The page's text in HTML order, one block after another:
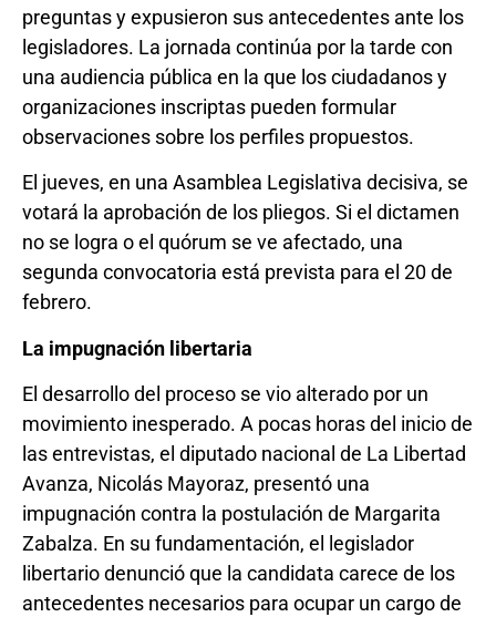
preguntas y expusieron sus antecedentes ante los
legisladores. La jornada continúa por la tarde con
una audiencia pública en la que los ciudadanos y
organizaciones inscriptas pueden formular
observaciones sobre los perfiles propuestos.
El jueves, en una Asamblea Legislativa decisiva, se
votará la aprobación de los pliegos. Si el dictamen
no se logra o el quórum se ve afectado, una
segunda convocatoria está prevista para el 20 de
febrero.
La impugnación libertaria
El desarrollo del proceso se vio alterado por un
movimiento inesperado. A pocas horas del inicio de
las entrevistas, el diputado nacional de La Libertad
Avanza, Nicolás Mayoraz, presentó una
impugnación contra la postulación de Margarita
Zabalza. En su fundamentación, el legislador
libertario denunció que la candidata carece de los
antecedentes necesarios para ocupar un cargo de